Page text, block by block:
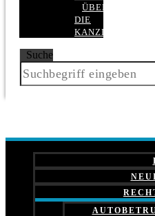
ÜBER
DIE
KANZLEI
Suche